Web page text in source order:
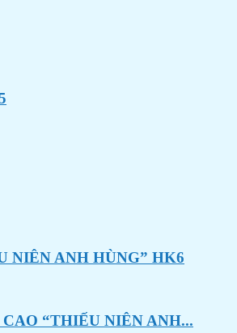
NIÊN ANH HÙNG” HK6
“THIẾU NIÊN ANH...